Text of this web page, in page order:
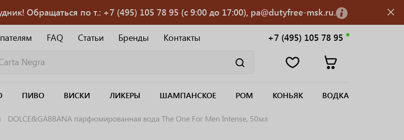
Обращаться по т.: +7 (495) 105 78 95 (с 9:00 до 17:00), pa@dutyfree-msk.ru.
FAQ Статьи Бренды Контакты +7 (495) 105 78 95
ПИВО ВИСКИ ЛИКЕРЫ ШАМПАНСКОЕ РОМ КОНЬЯК ВОДКА
DOLCE&GABBANA парфюмированная вода The One For Men Intense, 50мл